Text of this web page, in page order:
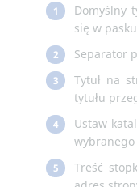
1
Domyślny
się w
2 Separator
3
Tytuł na
tytułu
4
Ustaw
wybranego
5
Treść